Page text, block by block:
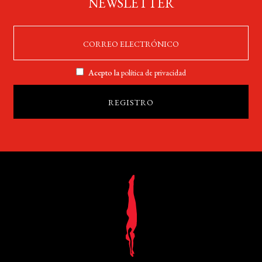
Acepto lapolítica de privacidad